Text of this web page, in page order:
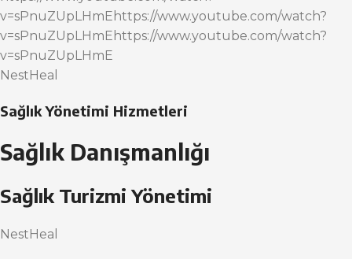
v=sPnuZUpLHmEhttps://www.youtube.com/watch?
v=sPnuZUpLHmEhttps://www.youtube.com/watch?
v=sPnuZUpLHmE
NestHeal
Sağlık Yönetimi Hizmetleri
Sağlık Danışmanlığı
Sağlık Turizmi Yönetimi
NestHeal